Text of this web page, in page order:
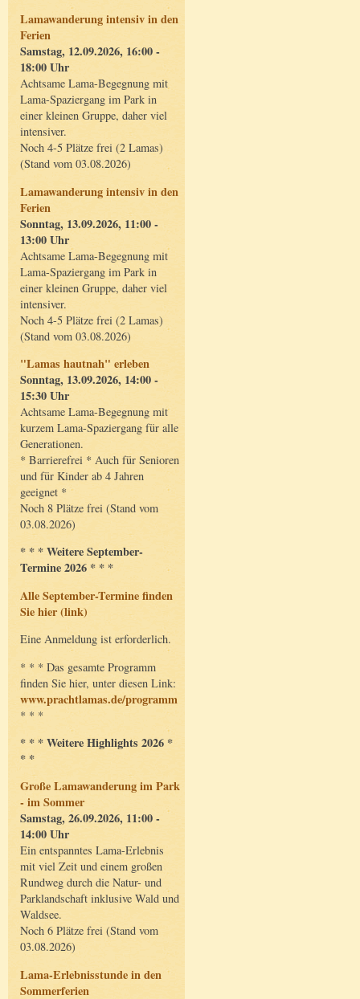
Lamawanderung intensiv in den
Ferien
Samstag, 12.09.2026, 16:00 -
18:00 Uhr
Achtsame Lama-Begegnung mit
Lama-Spaziergang im Park in
einer kleinen Gruppe, daher viel
intensiver.
Noch 4-5 Plätze frei (2 Lamas)
(Stand vom 03.08.2026)
Lamawanderung intensiv in den
Ferien
Sonntag, 13.09.2026, 11:00 -
13:00 Uhr
Achtsame Lama-Begegnung mit
Lama-Spaziergang im Park in
einer kleinen Gruppe, daher viel
intensiver.
Noch 4-5 Plätze frei (2 Lamas)
(Stand vom 03.08.2026)
"Lamas hautnah" erleben
Sonntag, 13.09.2026, 14:00 -
15:30 Uhr
Achtsame Lama-Begegnung mit
kurzem Lama-Spaziergang für alle
Generationen.
* Barrierefrei * Auch für Senioren
und für Kinder ab 4 Jahren
geeignet *
Noch 8 Plätze frei (Stand vom
03.08.2026)
* * * Weitere September-
Termine 2026 * * *
Alle September-Termine finden
Sie hier (link)
Eine Anmeldung ist erforderlich.
* * * Das gesamte Programm
finden Sie hier, unter diesen Link:
www.prachtlamas.de/programm
* * *
* * * Weitere Highlights 2026 *
* *
Große Lamawanderung im Park
- im Sommer
Samstag, 26.09.2026, 11:00 -
14:00 Uhr
Ein entspanntes Lama-Erlebnis
mit viel Zeit und einem großen
Rundweg durch die Natur- und
Parklandschaft inklusive Wald und
Waldsee.
Noch 6 Plätze frei (Stand vom
03.08.2026)
Lama-Erlebnisstunde in den
Sommerferien